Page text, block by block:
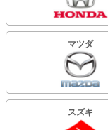
マツダ
スズキ